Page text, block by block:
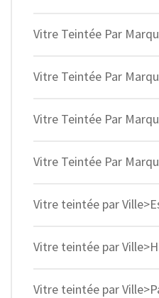
Vitre Teintée Par
Vitre Teintée Par
Vitre Teintée Par
Vitre Teintée Par
Vitre teintée par
Vitre teintée par
Vitre teintée par